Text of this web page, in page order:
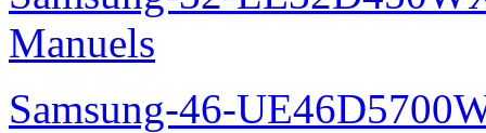
Manuels
Samsung-46-